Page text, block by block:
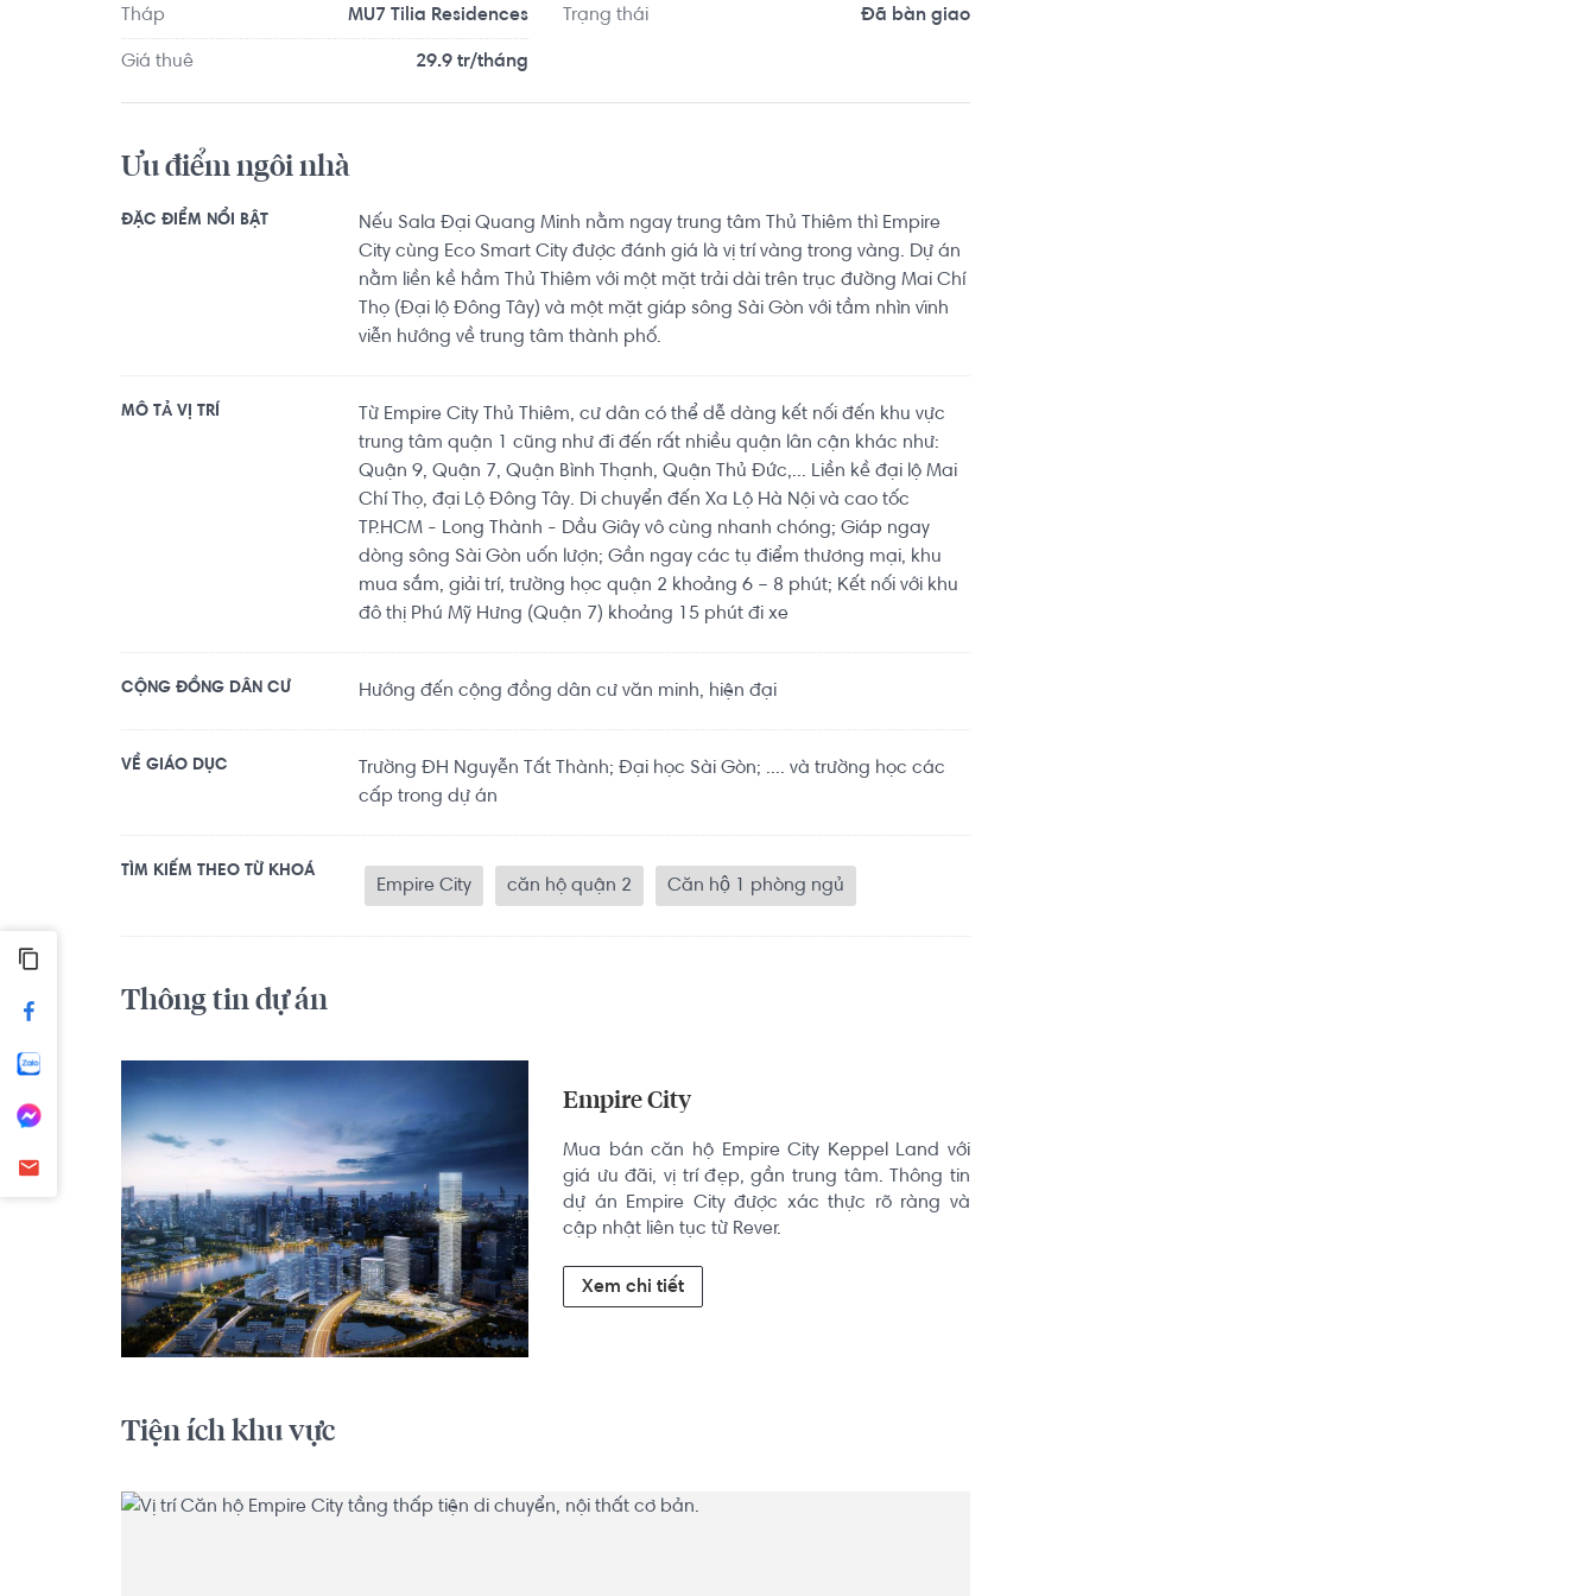
Tháp MU7 Tilia Residences Trạng thái Đã bàn giao
Giá thuê 29.9 tr/tháng
Ưu điểm ngôi nhà
ĐẶC ĐIỂM NỔI BẬT
Nếu Sala Đại Quang Minh nằm ngay trung tâm Thủ Thiêm thì Empire
City cùng Eco Smart City được đánh giá là vị trí vàng trong vàng. Dự án
nằm liền kề hầm Thủ Thiêm với một mặt trải dài trên trục đường Mai Chí
Thọ (Đại lộ Đông Tây) và một mặt giáp sông Sài Gòn với tầm nhìn vĩnh
viễn hướng về trung tâm thành phố.
MÔ TẢ VỊ TRÍ
Từ Empire City Thủ Thiêm, cư dân có thể dễ dàng kết nối đến khu vực
trung tâm quận 1 cũng như đi đến rất nhiều quận lân cận khác như:
Quận 9, Quận 7, Quận Bình Thạnh, Quận Thủ Đức,... Liền kề đại lộ Mai
Chí Thọ, đại Lộ Đông Tây. Di chuyển đến Xa Lộ Hà Nội và cao tốc
TP.HCM - Long Thành - Dầu Giây vô cùng nhanh chóng; Giáp ngay
dòng sông Sài Gòn uốn lượn; Gần ngay các tụ điểm thương mại, khu
mua sắm, giải trí, trường học quận 2 khoảng 6 – 8 phút; Kết nối với khu
đô thị Phú Mỹ Hưng (Quận 7) khoảng 15 phút đi xe
CỘNG ĐỒNG DÂN CƯ Hướng đến cộng đồng dân cư văn minh, hiện đại
VỀ GIÁO DỤC
Trường ĐH Nguyễn Tất Thành; Đại học Sài Gòn; .... và trường học các
cấp trong dự án
TÌM KIẾM THEO TỪ KHOÁ
Empire City căn hộ quận 2 Căn hộ 1 phòng ngủ
Thông tin dự án
Empire City
Mua bán căn hộ Empire City Keppel Land với
giá ưu đãi, vị trí đẹp, gần trung tâm. Thông tin
dự án Empire City được xác thực rõ ràng và
cập nhật liên tục từ Rever.
Xem chi tiết
Tiện ích khu vực